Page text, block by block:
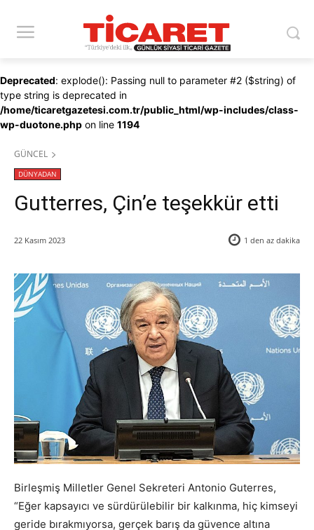
Deprecated: explode(): Passing null to parameter #2 ($string) of
type string is deprecated in
/home/ticaretgazetesi.com.tr/public_html/wp-includes/class-
wp-duotone.php on line 1194
GÜNCEL
DÜNYADAN
Gutterres, Çin’e teşekkür etti
22 Kasım 2023 1 den az dakika
Birleşmiş Milletler Genel Sekreteri Antonio Guterres,
“Eğer kapsayıcı ve sürdürülebilir bir kalkınma, hiç kimseyi
geride bırakmıyorsa, gerçek barış da güvence altına